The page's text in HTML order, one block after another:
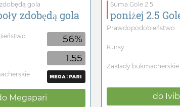
gola
zdobędą gola
56%
1.55
Megapari
Suma Gole 2.5
poniżej 2.5
Prawdopodobieństwo
Kursy
Zakłady bukmacherskie
do